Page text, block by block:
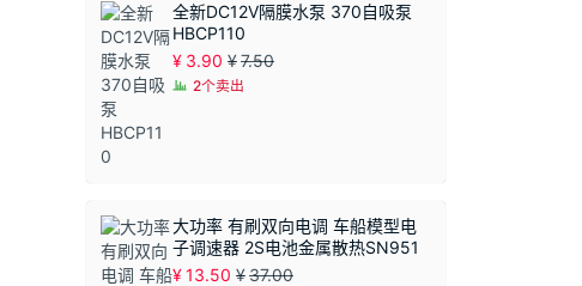
全新DC12V隔膜水泵 370自吸泵
HBCP110
¥ 3.90 ¥7.50
2个卖出
大功率 有刷双向电调 车船模型电
子调速器 2S电池金属散热SN951
¥13.50 ¥37.00